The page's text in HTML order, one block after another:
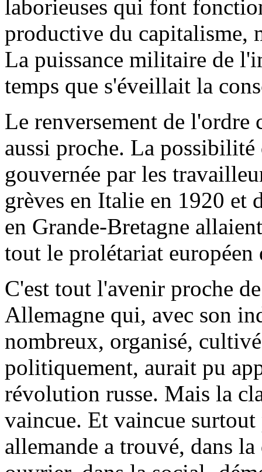
laborieuses qui font
productive du capitalisme,
La puissance militaire de
temps que s'éveillait la
Le renversement de l'ordre
aussi proche. La
gouvernée par les
grèves en Italie en 1920 et
en Grande-Bretagne
tout le prolétariat
C'est tout l'avenir proche
Allemagne qui, avec son
nombreux, organisé,
politiquement, aurait pu
révolution russe. Mais la
vaincue. Et vaincue
allemande a trouvé, dans